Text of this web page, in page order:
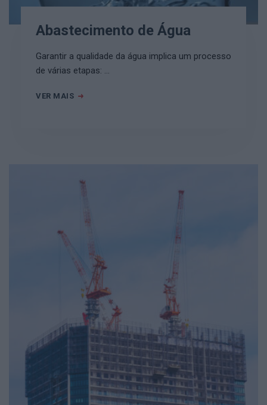
Abastecimento de Água
Garantir a qualidade da água implica um processo
de várias etapas: …
VER MAIS